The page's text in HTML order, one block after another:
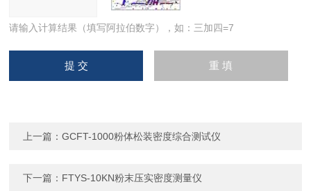
请输入计算结果（填写阿拉伯数字），如：三加四=7
上一篇：GCFT-1000粉体松装密度综合测试仪
下一篇： FTYS-10KN粉末压实密度测量仪